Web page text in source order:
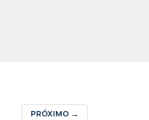
PRÓXIMO →